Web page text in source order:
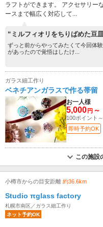
ラフトができます。 アクセサリー
ースまで幅広く対応して...
“ミルフィオリをちりばめた豆
ずっと前からやってみたくて今回体
があったので覚悟はしたけ...
ガラス細工作り
ベネチアンガラスで作る帯留
お一人様
5,000 円 ～
100ポイント
即時予約OK
この施設
小樽市からの目安距離 約36.6km
Studio πglass factory
札幌市南区／ガラス細工作り
ネット予約OK